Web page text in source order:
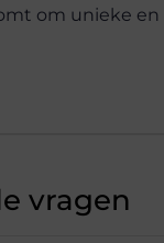
om unieke en
vragen